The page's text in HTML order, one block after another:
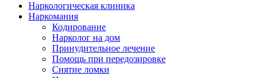
Наркологическая клиника
Наркомания
Кодирование
Нарколог на дом
Принудительное лечение
Помощь при передозировке
Снятие ломки